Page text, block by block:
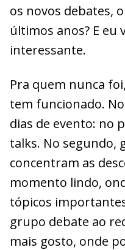
os novos debates,
últimos anos? E eu
interessante.
Pra quem nunca
tem funcionado.
dias de evento: no
talks. No segundo,
concentram as
momento lindo,
tópicos
grupo debate ao
mais gosto, onde